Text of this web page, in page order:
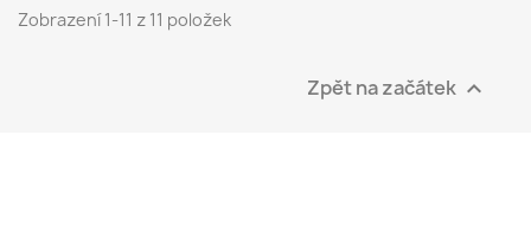
Zobrazení 1-11 z 11 položek
Zpět na začátek 